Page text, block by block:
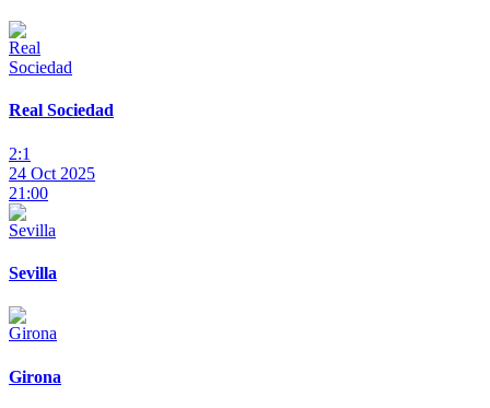
Real Sociedad
2:1
24 Oct 2025
21:00
Sevilla
Girona